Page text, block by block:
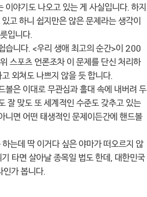
야기도 나오고 있는 게 사실입니다. 하지
고 하니 쉽지만은 않은 문제라는 생각이
입니다.
습니다. <우리 생애 최고의 순간>이 200
스포츠 언론조차 이 문제를 단신 처리하
외쳐도 나쁘지 않을 듯 합니다.
볼은 이대로 무관심과 홀대 속에 내버려 두
잘 맞도 또 세계적인 수준도 갖추고 있는
니면 어떤 태생적인 문제이든간에 핸드볼
는데 딱 이거다 싶은 야마가 떠오르지 않
타면 살아날 종목일 법도 한데, 대한민국
인가 봅니다.